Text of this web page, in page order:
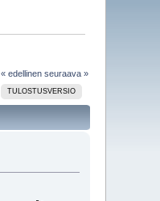
« edellinen seuraava »
TULOSTUSVERSIO